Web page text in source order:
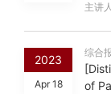
主讲
2023
Apr 18
综合
of